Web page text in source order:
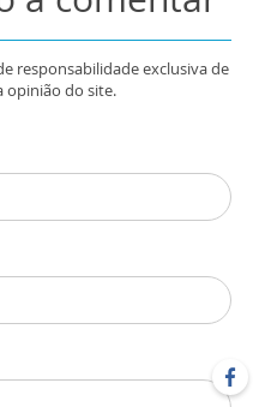
responsabilidade exclusiva de
opinião do site.